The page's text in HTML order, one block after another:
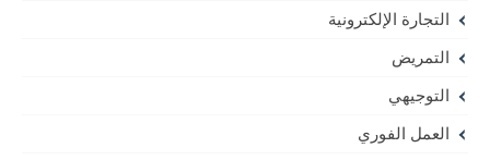
التجارة الإلكترونية
التمريض
التوجيهي
العمل الفوري